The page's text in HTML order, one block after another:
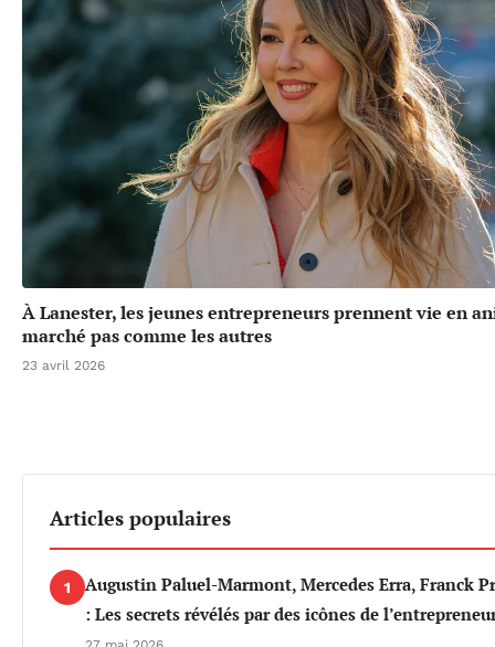
À Lanester, les jeunes entrepreneurs prennent vie en
marché pas comme les autres
23 avril 2026
Articles populaires
1
Augustin Paluel-Marmont, Mercedes Erra, Franck
: Les secrets révélés par des icônes de